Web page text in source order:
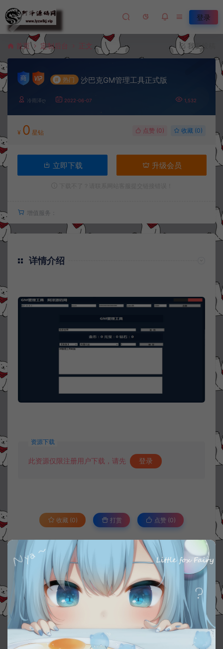
登录
首页 定制后台 正文 我要投稿
# 热门 沙巴克GM管理工具正式版
冷雨泽ღ 2022-06-07 1,532
¥ 0 星钻 点赞 (0) 收藏 (0)
立即下载 升级会员
增值服务：
详情介绍
资源下载
此资源仅限注册用户下载，请先 登录
收藏 (0) 打赏 点赞 (0)
©版权免责声明
本站资源售价只是赞助，收取费用仅维持本站的日常运营所需。
若您需要商业运营或用于其他商业活动，请您购买正版授权并合法
使用。
如果本站有侵犯、不妥之处的资源，请在网站右边客服联系我们。
将会第一时间解决！
4.本站提供的所有资源仅供参考学习使用，不存在任何商业目的与商
业用途，请大家不要用于商用！